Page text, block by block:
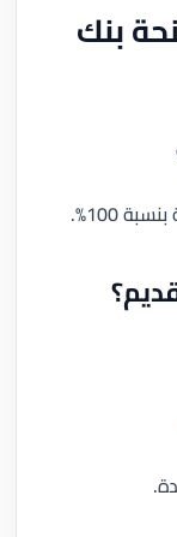
بنك
100%.